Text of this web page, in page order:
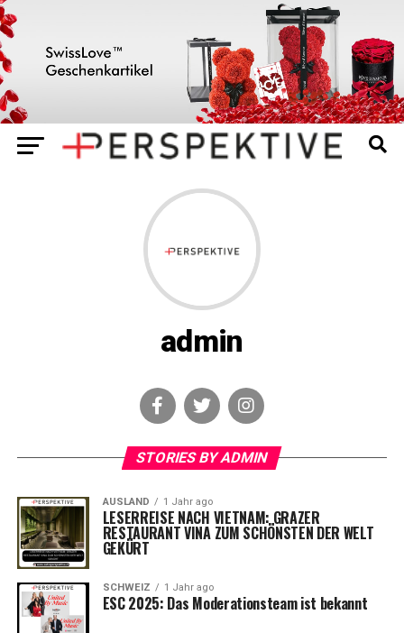
admin
STORIES BY ADMIN
AUSLAND 1 Jahr ago
LESERREISE NACH VIETNAM: GRAZER
RESTAURANT VINA ZUM SCHÖNSTEN DER WELT
GEKÜRT
SCHWEIZ 1 Jahr ago
ESC 2025: Das Moderationsteam ist bekannt